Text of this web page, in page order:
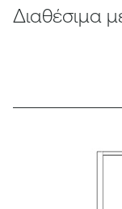
Διαθέσιμα